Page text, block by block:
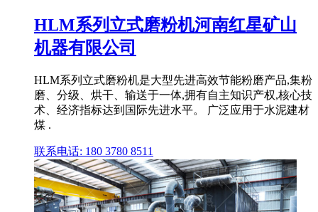
HLM系列立式磨粉机河南红星矿山
机器有限公司
HLM系列立式磨粉机是大型先进高效节能粉磨产品,集粉
磨、分级、烘干、输送于一体,拥有自主知识产权,核心技
术、经济指标达到国际先进水平。 广泛应用于水泥建材
煤 .
联系电话: 180 3780 8511